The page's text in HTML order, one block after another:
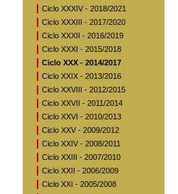
Ciclo XXXIV - 2018/2021
Ciclo XXXIII - 2017/2020
Ciclo XXXII - 2016/2019
Ciclo XXXI - 2015/2018
Ciclo XXX - 2014/2017
Ciclo XXIX - 2013/2016
Ciclo XXVIII - 2012/2015
Ciclo XXVII - 2011/2014
Ciclo XXVI - 2010/2013
Ciclo XXV - 2009/2012
Ciclo XXIV - 2008/2011
Ciclo XXIII - 2007/2010
Ciclo XXII - 2006/2009
Ciclo XXI - 2005/2008